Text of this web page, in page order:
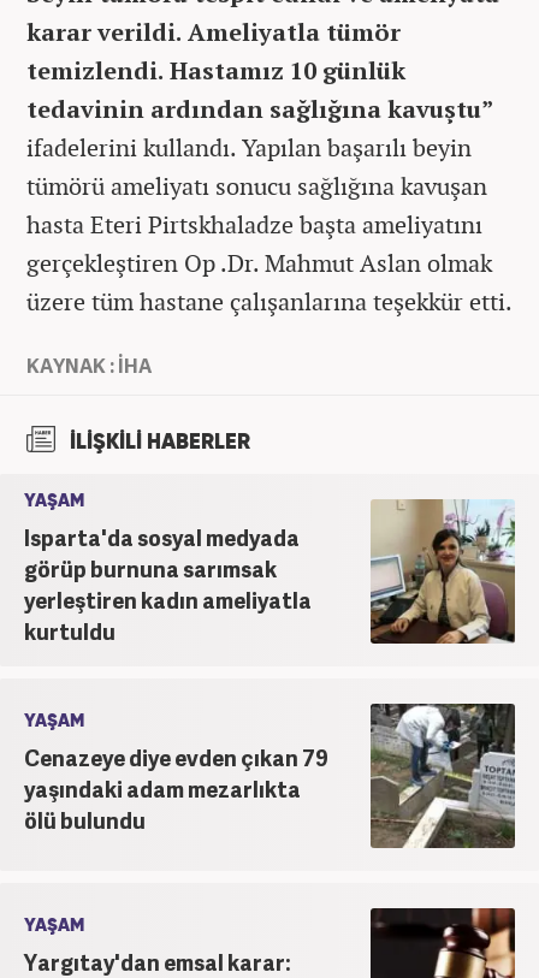
karar verildi. Ameliyatla tümör
temizlendi. Hastamız 10 günlük
tedavinin ardından sağlığına kavuştu”
ifadelerini kullandı. Yapılan başarılı beyin
tümörü ameliyatı sonucu sağlığına kavuşan
hasta Eteri Pirtskhaladze başta ameliyatını
gerçekleştiren Op .Dr. Mahmut Aslan olmak
üzere tüm hastane çalışanlarına teşekkür etti.
KAYNAK : İHA
İLİŞKİLİ HABERLER
YAŞAM
Isparta'da sosyal medyada
görüp burnuna sarımsak
yerleştiren kadın ameliyatla
kurtuldu
YAŞAM
Cenazeye diye evden çıkan 79
yaşındaki adam mezarlıkta
ölü bulundu
YAŞAM
Yargıtay'dan emsal karar: